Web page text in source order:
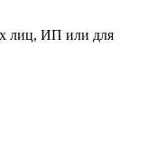
лиц, ИП или для